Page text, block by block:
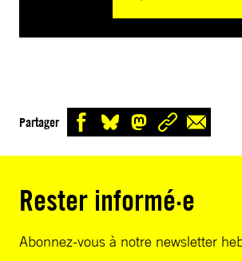
Partager
Rester informé·e
Abonnez-vous à notre newsletter